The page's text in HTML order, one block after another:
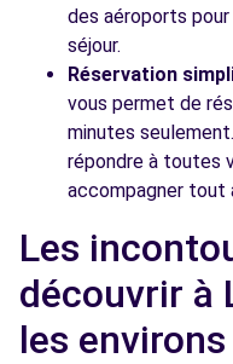
des aéroports
séjour.
Réservation
vous permet de
minutes
répondre à toutes
accompagner tout
Les
découvrir à
les environs